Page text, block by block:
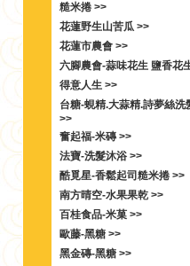
糙米捲 >>
花蓮野生山苦瓜 >>
花蓮市農會 >>
六腳農會-蒜味花生 鹽香花
得意人生 >>
台糖-蜆精.大蒜精.詩夢絲洗
>>
奮起福-米磚 >>
法寶-洗髮沐浴 >>
酷覓星-香鬆起司糙米捲 >>
南方晴空-水果果乾 >>
百桂食品-米菓 >>
歐藤-黑糖 >>
黑金磚-黑糖 >>